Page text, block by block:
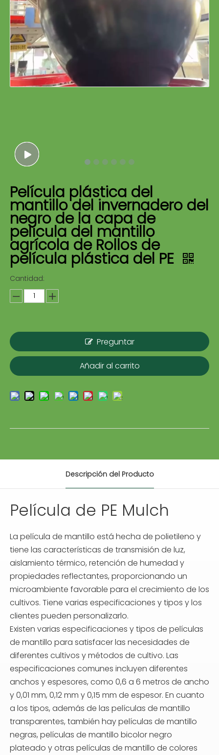
Película plástica del
mantillo del invernadero del
negro de la capa de
película del mantillo
agrícola de Rollos de
película plástica del PE
Cantidad:
Preguntar
Añadir al carrito
Descripción del Producto
Película de PE Mulch
La película de mantillo está hecha de polietileno y
tiene las características de transmisión de luz,
aislamiento térmico, retención de humedad y
propiedades reflectantes, proporcionando un
microambiente favorable para el crecimiento de los
cultivos. Tiene varias especificaciones y tipos y los
clientes pueden personalizarlo.
Existen varias especificaciones y tipos de películas
de mantillo para satisfacer las necesidades de
diferentes cultivos y métodos de cultivo. Las
especificaciones comunes incluyen diferentes
anchos y espesores, como 0,6 a 6 metros de ancho
y 0,01 mm, 0,12 mm y 0,15 mm de espesor. En cuanto
a los tipos, además de las películas de mantillo
transparentes, también hay películas de mantillo
negras, películas de mantillo bicolor negro
plateado y otras películas de mantillo de colores